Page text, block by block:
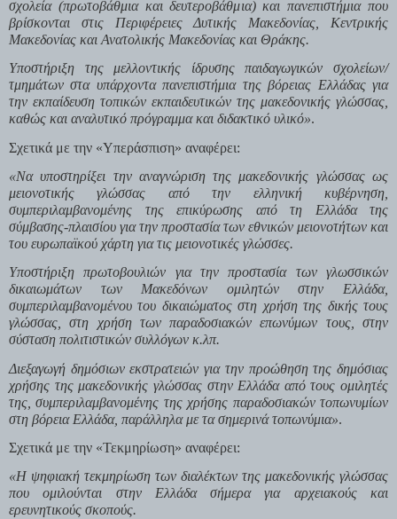
σχολεία (πρωτοβάθμια και δευτεροβάθμια) και πανεπιστήμια που
βρίσκονται στις Περιφέρειες Δυτικής Μακεδονίας, Κεντρικής
Μακεδονίας και Ανατολικής Μακεδονίας και Θράκης.
Υποστήριξη της μελλοντικής ίδρυσης παιδαγωγικών σχολείων/
τμημάτων στα υπάρχοντα πανεπιστήμια της βόρειας Ελλάδας για
την εκπαίδευση τοπικών εκπαιδευτικών της μακεδονικής γλώσσας,
καθώς και αναλυτικό πρόγραμμα και διδακτικό υλικό».
Σχετικά με την «Υπεράσπιση» αναφέρει:
«Να υποστηρίξει την αναγνώριση της μακεδονικής γλώσσας ως
μειονοτικής γλώσσας από την ελληνική κυβέρνηση,
συμπεριλαμβανομένης της επικύρωσης από τη Ελλάδα της
σύμβασης-πλαισίου για την προστασία των εθνικών μειονοτήτων και
του ευρωπαϊκού χάρτη για τις μειονοτικές γλώσσες.
Υποστήριξη πρωτοβουλιών για την προστασία των γλωσσικών
δικαιωμάτων των Μακεδόνων ομιλητών στην Ελλάδα,
συμπεριλαμβανομένου του δικαιώματος στη χρήση της δικής τους
γλώσσας, στη χρήση των παραδοσιακών επωνύμων τους, στην
σύσταση πολιτιστικών συλλόγων κ.λπ.
Διεξαγωγή δημόσιων εκστρατειών για την προώθηση της δημόσιας
χρήσης της μακεδονικής γλώσσας στην Ελλάδα από τους ομιλητές
της, συμπεριλαμβανομένης της χρήσης παραδοσιακών τοπωνυμίων
στη βόρεια Ελλάδα, παράλληλα με τα σημερινά τοπωνύμια».
Σχετικά με την «Τεκμηρίωση» αναφέρει:
«Η ψηφιακή τεκμηρίωση των διαλέκτων της μακεδονικής γλώσσας
που ομιλούνται στην Ελλάδα σήμερα για αρχειακούς και
ερευνητικούς σκοπούς.